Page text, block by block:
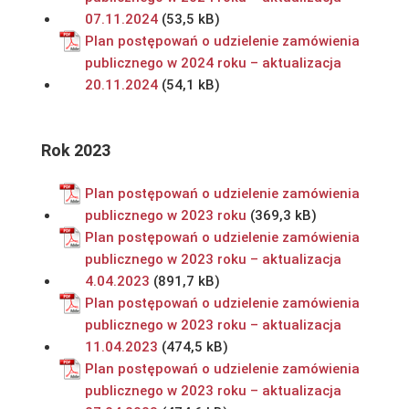
07.11.2024
Plan postępowań o udzielenie zamówienia
publicznego w 2024 roku – aktualizacja
20.11.2024
Rok 2023
Plan postępowań o udzielenie zamówienia
publicznego w 2023 roku
Plan postępowań o udzielenie zamówienia
publicznego w 2023 roku – aktualizacja
4.04.2023
Plan postępowań o udzielenie zamówienia
publicznego w 2023 roku – aktualizacja
11.04.2023
Plan postępowań o udzielenie zamówienia
publicznego w 2023 roku – aktualizacja